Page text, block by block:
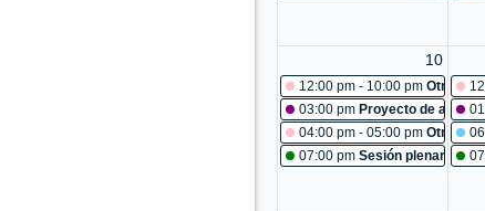
10
12:00 pm - 10:00 pm Otras
03:00 pm Proyecto de
04:00 pm - 05:00 pm Otras
07:00 pm Sesión plenaria No.